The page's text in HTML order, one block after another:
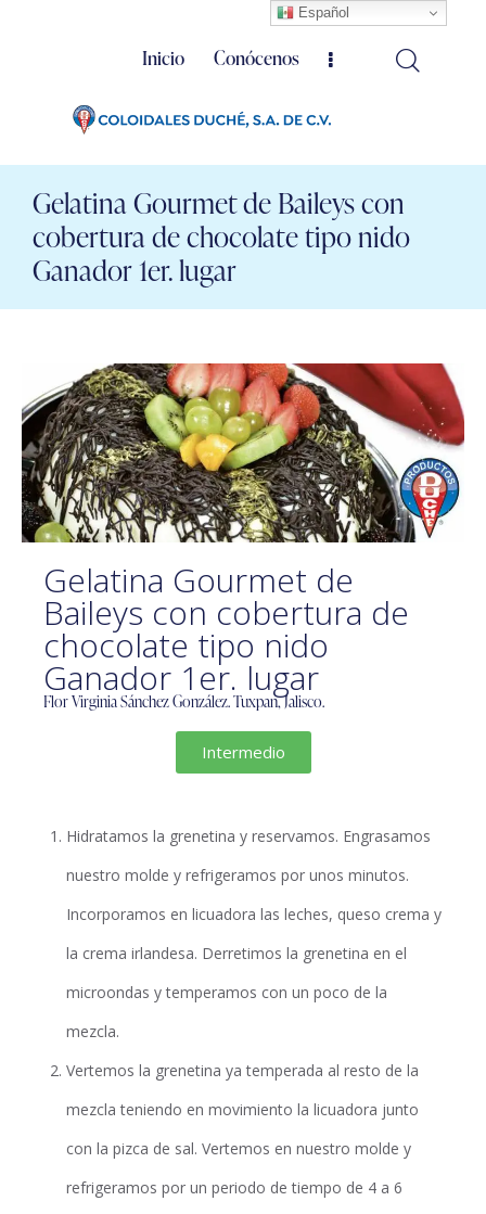
Inicio Conócenos
Gelatina Gourmet de Baileys con
cobertura de chocolate tipo nido
Ganador 1er. lugar
Gelatina Gourmet de
Baileys con cobertura de
chocolate tipo nido
Ganador 1er. lugar
Flor Virginia Sánchez González. Tuxpan, Jalisco.
Intermedio
Hidratamos la grenetina y reservamos. Engrasamos
nuestro molde y refrigeramos por unos minutos.
Incorporamos en licuadora las leches, queso crema y
la crema irlandesa. Derretimos la grenetina en el
microondas y temperamos con un poco de la
mezcla.
Vertemos la grenetina ya temperada al resto de la
mezcla teniendo en movimiento la licuadora junto
con la pizca de sal. Vertemos en nuestro molde y
refrigeramos por un periodo de tiempo de 4 a 6
Español